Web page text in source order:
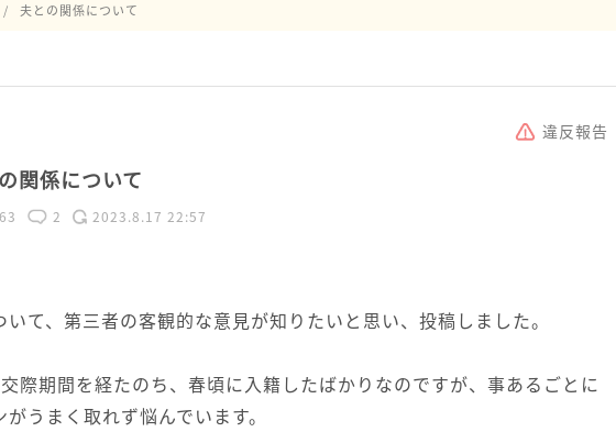
夫との関係について
違反報告
関係について
2 2023.8.17 22:57
て、第三者の客観的な意見が知りたいと思い、投稿しました。
際期間を経たのち、春頃に入籍したばかりなのですが、事あるごとに
うまく取れず悩んでいます。